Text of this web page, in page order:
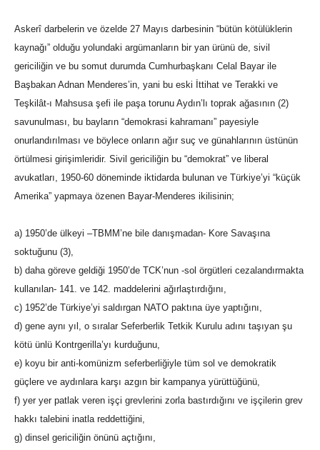
Askerî darbelerin ve özelde 27 Mayıs darbesinin “bütün kötülüklerin
kaynağı” olduğu yolundaki argümanların bir yan ürünü de, sivil
gericiliğin ve bu somut durumda Cumhurbaşkanı Celal Bayar ile
Başbakan Adnan Menderes’in, yani bu eski İttihat ve Terakki ve
Teşkilât-ı Mahsusa şefi ile paşa torunu Aydın’lı toprak ağasının (2)
savunulması, bu bayların “demokrasi kahramanı” payesiyle
onurlandırılması ve böylece onların ağır suç ve günahlarının üstünün
örtülmesi girişimleridir. Sivil gericiliğin bu “demokrat” ve liberal
avukatları, 1950-60 döneminde iktidarda bulunan ve Türkiye’yi “küçük
Amerika” yapmaya özenen Bayar-Menderes ikilisinin;
a) 1950’de ülkeyi –TBMM’ne bile danışmadan- Kore Savaşına
soktuğunu (3),
b) daha göreve geldiği 1950’de TCK’nun -sol örgütleri cezalandırmakta
kullanılan- 141. ve 142. maddelerini ağırlaştırdığını,
c) 1952’de Türkiye’yi saldırgan NATO paktına üye yaptığını,
d) gene aynı yıl, o sıralar Seferberlik Tetkik Kurulu adını taşıyan şu
kötü ünlü Kontrgerilla’yı kurduğunu,
e) koyu bir anti-komünizm seferberliğiyle tüm sol ve demokratik
güçlere ve aydınlara karşı azgın bir kampanya yürüttüğünü,
f) yer yer patlak veren işçi grevlerini zorla bastırdığını ve işçilerin grev
hakkı talebini inatla reddettiğini,
g) dinsel gericiliğin önünü açtığını,